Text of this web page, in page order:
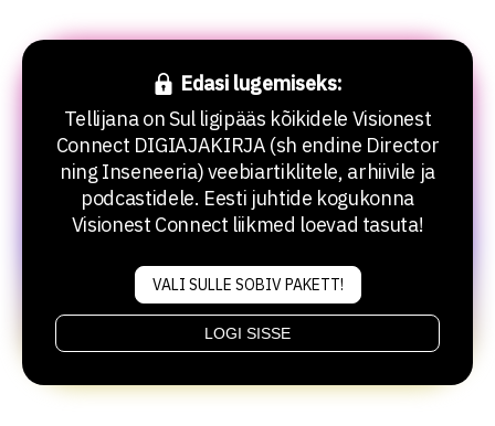
Edasi lugemiseks:
Tellijana on Sul ligipääs kõikidele Visionest
Connect DIGIAJAKIRJA (sh endine Director
ning Inseneeria) veebiartiklitele, arhiivile ja
podcastidele. Eesti juhtide kogukonna
Visionest Connect liikmed loevad tasuta!
VALI SULLE SOBIV PAKETT!
LOGI SISSE